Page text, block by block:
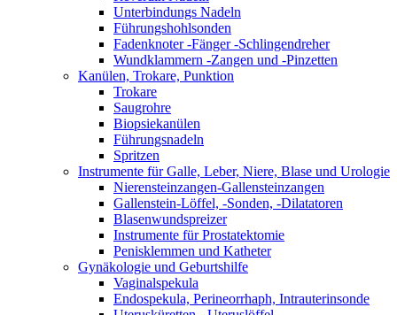
Unterbindungs Nadeln
Führungshohlsonden
Fadenknoter -Fänger -Schlingendreher
Wundklammern -Zangen und -Pinzetten
Kanülen, Trokare, Punktion
Trokare
Saugrohre
Biopsiekanülen
Führungsnadeln
Spritzen
Instrumente für Galle, Leber, Niere, Blase und Urologie
Nierensteinzangen-Gallensteinzangen
Gallenstein-Löffel, -Sonden, -Dilatatoren
Blasenwundspreizer
Instrumente für Prostatektomie
Penisklemmen und Katheter
Gynäkologie und Geburtshilfe
Vaginalspekula
Endospekula, Perineorrhaph, Intrauterinsonde